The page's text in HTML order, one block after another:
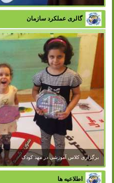
گالری عملکرد سازمان
برگزاری کلاس آموزشی در مهد کودک
اطلاعیه ها